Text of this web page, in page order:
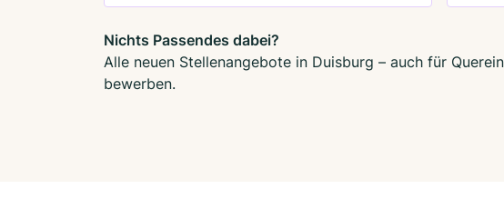
Nichts Passendes dabei?
Alle neuen Stellenangebote in Duisburg – auch für
bewerben.